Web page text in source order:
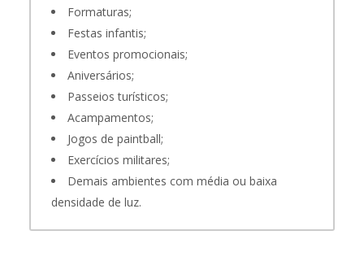
Formaturas;
Festas infantis;
Eventos promocionais;
Aniversários;
Passeios turísticos;
Acampamentos;
Jogos de paintball;
Exercícios militares;
Demais ambientes com média ou baixa
densidade de luz.